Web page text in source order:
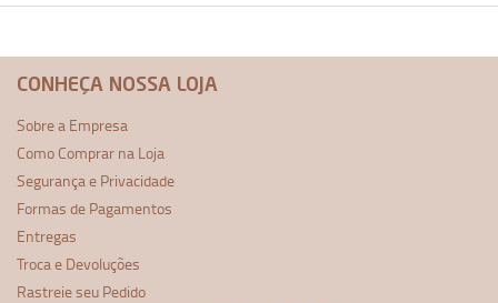
CONHEÇA NOSSA LOJA
Sobre a Empresa
Como Comprar na Loja
Segurança e Privacidade
Formas de Pagamentos
Entregas
Troca e Devoluções
Rastreie seu Pedido